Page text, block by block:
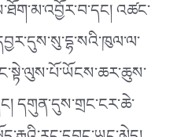
འཚང་
དགུན་དུས་གྲང་ངར་ཆེ་